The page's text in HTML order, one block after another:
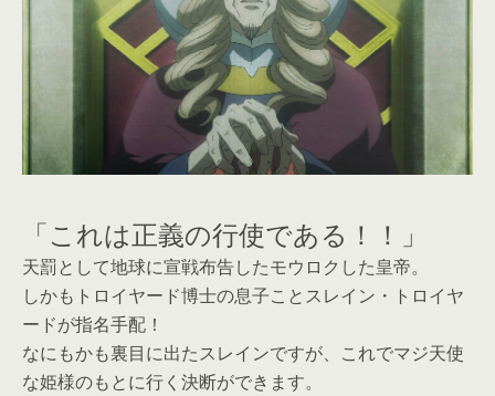
「これは正義の行使である！！」
天罰として地球に宣戦布告したモウロクした皇帝。
しかもトロイヤード博士の息子ことスレイン・トロイヤ
ードが指名手配！
なにもかも裏目に出たスレインですが、これでマジ天使
な姫様のもとに行く決断ができます。